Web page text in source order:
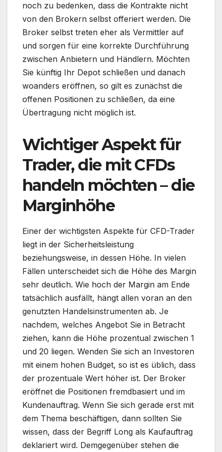
noch zu bedenken, dass die Kontrakte nicht
von den Brokern selbst offeriert werden. Die
Broker selbst treten eher als Vermittler auf
und sorgen für eine korrekte Durchführung
zwischen Anbietern und Händlern. Möchten
Sie künftig Ihr Depot schließen und danach
woanders eröffnen, so gilt es zunächst die
offenen Positionen zu schließen, da eine
Übertragung nicht möglich ist.
Wichtiger Aspekt für
Trader, die mit CFDs
handeln möchten – die
Marginhöhe
Einer der wichtigsten Aspekte für CFD-Trader
liegt in der Sicherheitsleistung
beziehungsweise, in dessen Höhe. In vielen
Fällen unterscheidet sich die Höhe des Margin
sehr deutlich. Wie hoch der Margin am Ende
tatsächlich ausfällt, hängt allen voran an den
genutzten Handelsinstrumenten ab. Je
nachdem, welches Angebot Sie in Betracht
ziehen, kann die Höhe prozentual zwischen 1
und 20 liegen. Wenden Sie sich an Investoren
mit einem hohen Budget, so ist es üblich, dass
der prozentuale Wert höher ist. Der Broker
eröffnet die Positionen fremdbasiert und im
Kundenauftrag. Wenn Sie sich gerade erst mit
dem Thema beschäftigen, dann sollten Sie
wissen, dass der Begriff Long als Kaufauftrag
deklariert wird. Demgegenüber stehen die